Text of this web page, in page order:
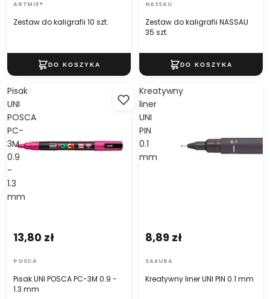
Zestaw do kaligrafii 10 szt.
ARTMIE®
Zestaw do kaligrafii NASSAU
35 szt.
NASSAU
Pisak
UNI
POSCA
PC-
3M
0.9
-
1.3
mm
Pisak UNI POSCA PC-3M 0.9 -
1.3 mm
13,80 zł
POSCA
Kreatywny
liner
UNI
PIN
0.1
mm
Kreatywny liner UNI PIN 0.1 mm
8,89 zł
SAKURA